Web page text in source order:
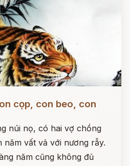
cọp, con beo, con
núi nọ, có hai vợ chồng
vất vả với nương rẫy.
năm cũng không đủ